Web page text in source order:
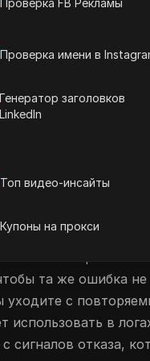
Проверка FB Рекламы
Проверка имени в
Генератор заголовков
LinkedIn
Топ видео-инсайты
Купоны на прокси
встречается в
и разрешениям.
— быстро
намерения,
при подписании
отладки,
ответов,
с помощьюDiscord
та же ошибка не
с
в
сигналов отказа,